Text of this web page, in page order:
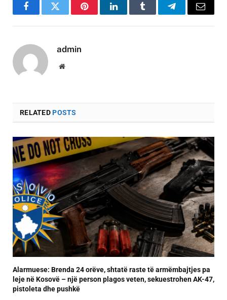
FacebookTwitter PinterestLinkedInTumblr TelegramEmail
admin
Website
RELATEDPOSTS
Alarmuese: Brenda 24 orëve, shtatë raste të armëmbajtjes pa
leje në Kosovë – një person plagos veten, sekuestrohen AK-47,
pistoleta dhe pushkë